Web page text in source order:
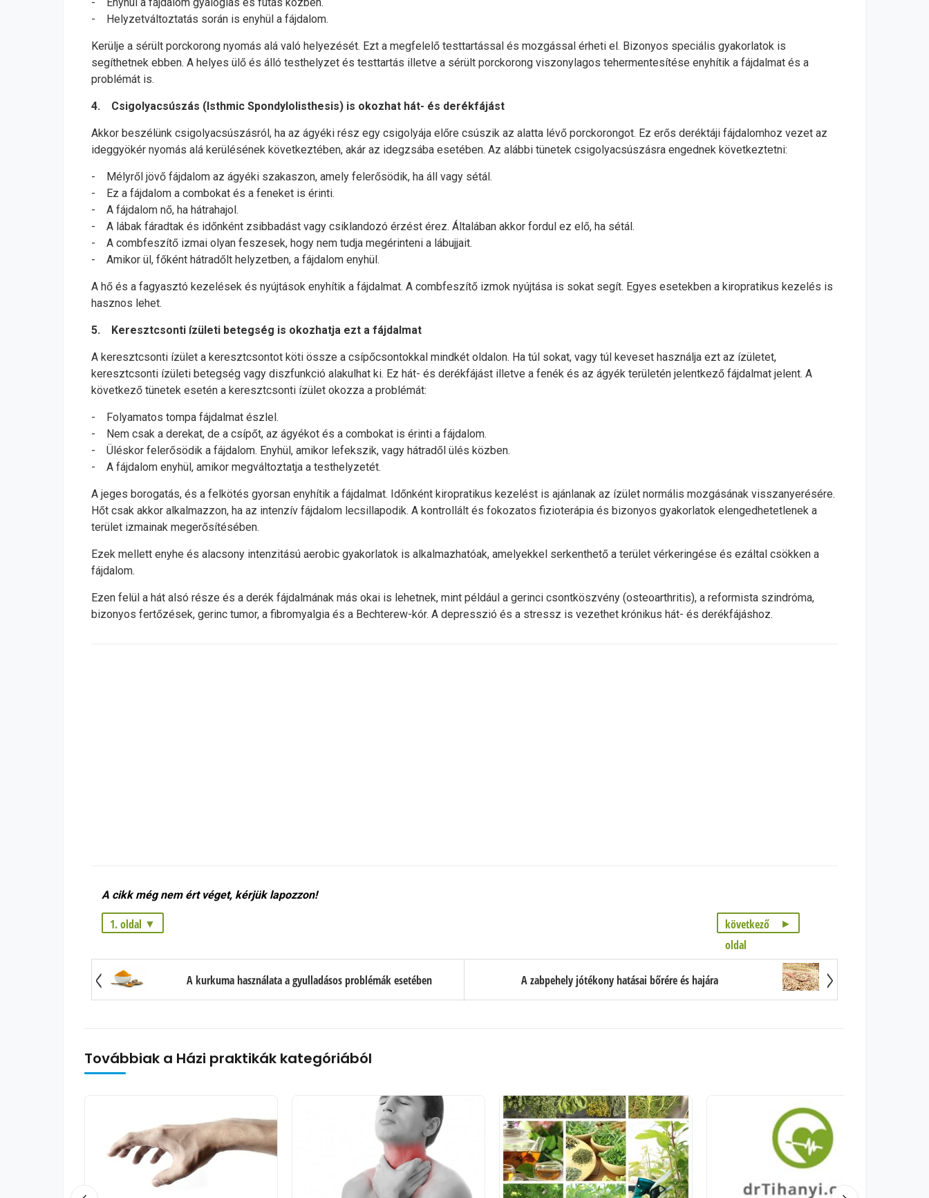
- Helyzetváltoztatás során is enyhül a fájdalom.
Kerülje a sérült porckorong nyomás alá való helyezését. Ezt a megfelelő testtartással és mozgással érheti el. Bizonyos speciális gyakorlatok is
segíthetnek ebben. A helyes ülő és álló testhelyzet és testtartás illetve a sérült porckorong viszonylagos tehermentesítése enyhítik a fájdalmat és a
problémát is.
4. Csigolyacsúszás (Isthmic Spondylolisthesis) is okozhat hát- és derékfájást
Akkor beszélünk csigolyacsúszásról, ha az ágyéki rész egy csigolyája előre csúszik az alatta lévő porckorongot. Ez erős deréktáji fájdalomhoz vezet az
ideggyökér nyomás alá kerülésének következtében, akár az idegzsába esetében. Az alábbi tünetek csigolyacsúszásra engednek következtetni:
- Mélyről jövő fájdalom az ágyéki szakaszon, amely felerősödik, ha áll vagy sétál.
- Ez a fájdalom a combokat és a feneket is érinti.
- A fájdalom nő, ha hátrahajol.
- A lábak fáradtak és időnként zsibbadást vagy csiklandozó érzést érez. Általában akkor fordul ez elő, ha sétál.
- A combfeszítő izmai olyan feszesek, hogy nem tudja megérinteni a lábujjait.
- Amikor ül, főként hátradőlt helyzetben, a fájdalom enyhül.
A hő és a fagyasztó kezelések és nyújtások enyhítik a fájdalmat. A combfeszítő izmok nyújtása is sokat segít. Egyes esetekben a kiropratikus kezelés is
hasznos lehet.
5. Keresztcsonti ízületi betegség is okozhatja ezt a fájdalmat
A keresztcsonti ízület a keresztcsontot köti össze a csípőcsontokkal mindkét oldalon. Ha túl sokat, vagy túl keveset használja ezt az ízületet,
keresztcsonti ízületi betegség vagy diszfunkció alakulhat ki. Ez hát- és derékfájást illetve a fenék és az ágyék területén jelentkező fájdalmat jelent. A
következő tünetek esetén a keresztcsonti ízület okozza a problémát:
- Folyamatos tompa fájdalmat észlel.
- Nem csak a derekat, de a csípőt, az ágyékot és a combokat is érinti a fájdalom.
- Üléskor felerősödik a fájdalom. Enyhül, amikor lefekszik, vagy hátradől ülés közben.
- A fájdalom enyhül, amikor megváltoztatja a testhelyzetét.
A jeges borogatás, és a felkötés gyorsan enyhítik a fájdalmat. Időnként kiropratikus kezelést is ajánlanak az ízület normális mozgásának visszanyerésére.
Hőt csak akkor alkalmazzon, ha az intenzív fájdalom lecsillapodik. A kontrollált és fokozatos fizioterápia és bizonyos gyakorlatok elengedhetetlenek a
terület izmainak megerősítésében.
Ezek mellett enyhe és alacsony intenzitású aerobic gyakorlatok is alkalmazhatóak, amelyekkel serkenthető a terület vérkeringése és ezáltal csökken a
fájdalom.
Ezen felül a hát alsó része és a derék fájdalmának más okai is lehetnek, mint például a gerinci csontköszvény (osteoarthritis), a reformista szindróma,
bizonyos fertőzések, gerinc tumor, a fibromyalgia és a Bechterew-kór. A depresszió és a stressz is vezethet krónikus hát- és derékfájáshoz.
A cikk még nem ért véget, kérjük lapozzon!
következő
oldal
1. oldal
3. oldal: A legjobb alvási testhelyzetek a hát- és derékfájdalom megelőzésére
A kurkuma használata a gyulladásos problémák esetében A zabpehely jótékony hatásai bőrére és hajára
Továbbiak a Házi praktikák kategóriából